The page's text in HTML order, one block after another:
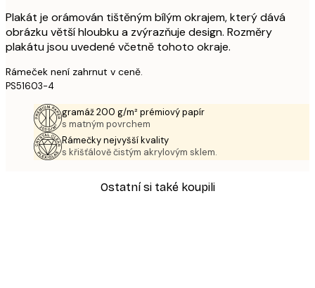
Plakát je orámován tištěným bílým okrajem, který dává
obrázku větší hloubku a zvýrazňuje design. Rozměry
plakátu jsou uvedené včetně tohoto okraje.
Rámeček není zahrnut v ceně.
PS51603-4
gramáž 200 g/m² prémiový papír
s matným povrchem
Rámečky nejvyšší kvality
s křišťálově čistým akrylovým sklem.
Ostatní si také koupili